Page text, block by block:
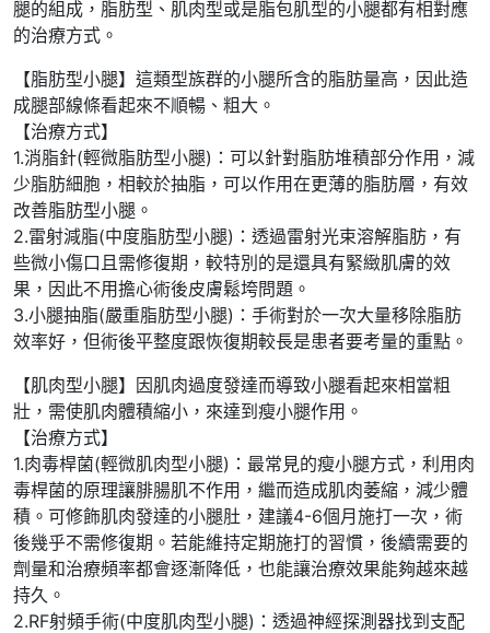
腿的組成，脂肪型、肌肉型或是脂包肌型的小腿都有相對應
的治療方式。
【脂肪型小腿】這類型族群的小腿所含的脂肪量高，因此造
成腿部線條看起來不順暢、粗大。
【治療方式】
1.消脂針(輕微脂肪型小腿)：可以針對脂肪堆積部分作用，減
少脂肪細胞，相較於抽脂，可以作用在更薄的脂肪層，有效
改善脂肪型小腿。
2.雷射減脂(中度脂肪型小腿)：透過雷射光束溶解脂肪，有
些微小傷口且需修復期，較特別的是還具有緊緻肌膚的效
果，因此不用擔心術後皮膚鬆垮問題。
3.小腿抽脂(嚴重脂肪型小腿)：手術對於一次大量移除脂肪
效率好，但術後平整度跟恢復期較長是患者要考量的重點。
【肌肉型小腿】因肌肉過度發達而導致小腿看起來相當粗
壯，需使肌肉體積縮小，來達到瘦小腿作用。
【治療方式】
1.肉毒桿菌(輕微肌肉型小腿)：最常見的瘦小腿方式，利用肉
毒桿菌的原理讓腓腸肌不作用，繼而造成肌肉萎縮，減少體
積。可修飾肌肉發達的小腿肚，建議4-6個月施打一次，術
後幾乎不需修復期。若能維持定期施打的習慣，後續需要的
劑量和治療頻率都會逐漸降低，也能讓治療效果能夠越來越
持久。
2.RF射頻手術(中度肌肉型小腿)：透過神經探測器找到支配